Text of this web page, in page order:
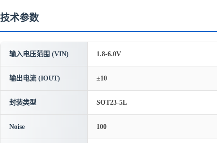
技术参数
输入电压范围 (VIN) 1.8-6.0V
输出电流 (IOUT) ±10
封装类型 SOT23-5L
Noise 100